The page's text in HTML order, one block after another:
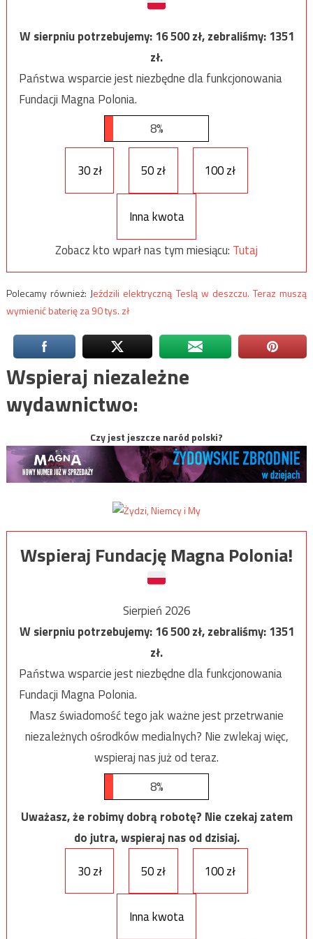
W sierpniu potrzebujemy:16 500zł, zebraliśmy:1351
zł.
Państwa wsparcie jest niezbędne dla funkcjonowania
Fundacji Magna Polonia.
8%
30 zł 50 zł 100 zł
Inna kwota
Zobacz kto wparł nas tym miesiącu: Tutaj
Polecamy również: Jeździli elektryczną Teslą w deszczu. Teraz muszą
wymienić baterię za 90 tys. zł
Wspieraj niezależne
wydawnictwo:
Czy jest jeszcze naród polski?
Wspieraj Fundację Magna Polonia!
Sierpień 2026
W sierpniu potrzebujemy:16 500zł, zebraliśmy:1351
zł.
Państwa wsparcie jest niezbędne dla funkcjonowania
Fundacji Magna Polonia.
Masz świadomość tego jak ważne jest przetrwanie
niezależnych ośrodków medialnych? Nie zwlekaj więc,
wspieraj nas już od teraz.
8%
Uważasz, że robimy dobrą robotę? Nie czekaj zatem
do jutra, wspieraj nas od dzisiaj.
30 zł
50 zł 100 zł
Inna kwota